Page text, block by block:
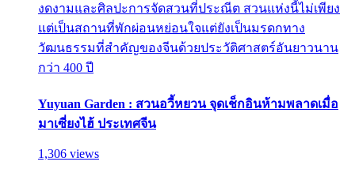
งดงามและศิลปะการจัดสวนที่ประณีต สวนแห่งนี้ไม่เพียง
แต่เป็นสถานที่พักผ่อนหย่อนใจแต่ยังเป็นมรดกทาง
วัฒนธรรมที่สำคัญของจีนด้วยประวัติศาสตร์อันยาวนาน
กว่า 400 ปี
Yuyuan Garden : สวนอวี้หยวน จุดเช็กอินห้ามพลาดเมื่อ
มาเซี่ยงไฮ้ ประเทศจีน
1,306 views